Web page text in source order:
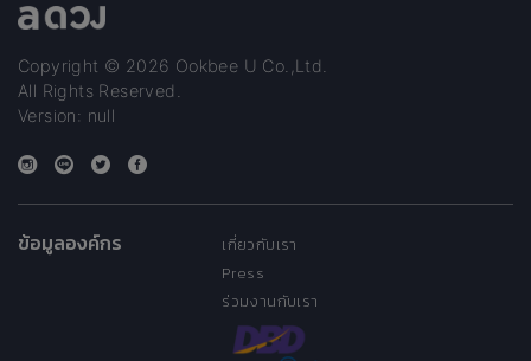
Copyright © 2026 Ookbee U Co.,Ltd.
All Rights Reserved.
Version: null
ข้อมูลองค์กร
เกี่ยวกับเรา
Press
ร่วมงานกับเรา